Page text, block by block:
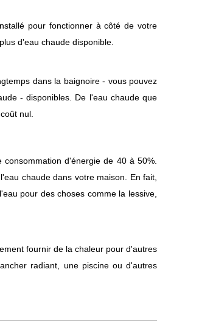
pour fonctionner à côté de votre
d'eau chaude disponible.
dans la baignoire - vous pouvez
- disponibles. De l'eau chaude que
nul.
d'énergie de 40 à 50%.
chaude dans votre maison. En fait,
pour des choses comme la lessive,
fournir de la chaleur pour d'autres
radiant, une piscine ou d'autres